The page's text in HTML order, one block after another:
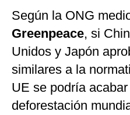
Según la ONG
Greenpeace, si
Unidos y Japón
similares a la
UE se podría
deforestación